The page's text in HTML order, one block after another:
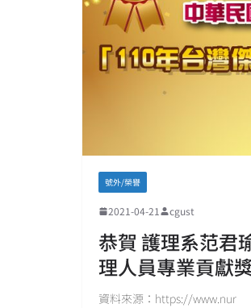
號外/榮譽
2021-04-21 cgust
恭賀 護理系范君
理人員專業貢獻獎
資料來源：https://www.nur